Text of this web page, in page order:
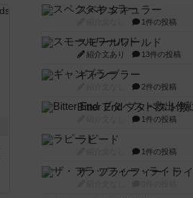
スペクタキュラー
1件の投稿
スモールワールド
紹介文あり 13件の投稿
ギャンブラー
2件の投稿
Bitter
1件の投稿
ラピード
1件の投稿
ザ・フラッフィー・ライ